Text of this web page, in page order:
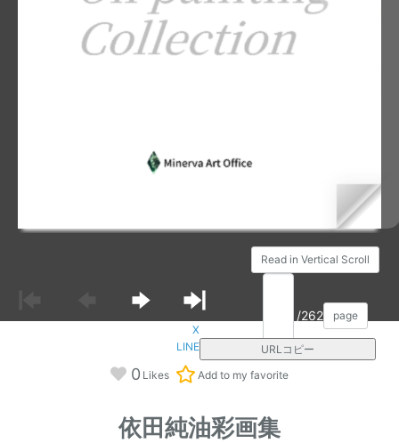
Read in Vertical Scroll
/262
page
X
LINE
URLコピー
0 Likes Add to my favorite
依田純油彩画集